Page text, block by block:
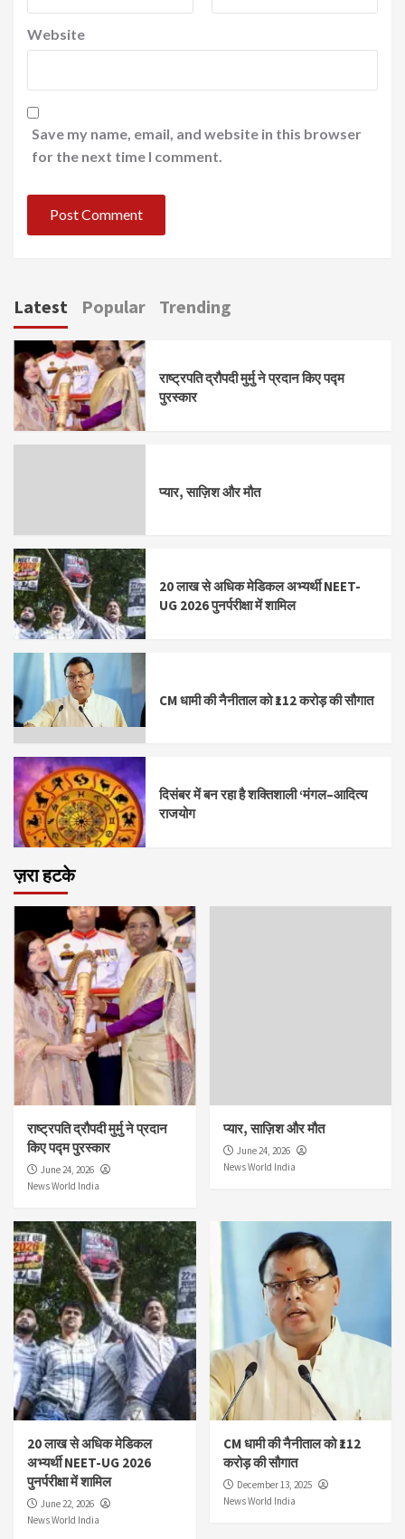
Website
Save my name, email, and website in this browser
for the next time I comment.
Latest Popular Trending
राष्ट्रपति द्रौपदी मुर्मु ने प्रदान किए पद्म
पुरस्कार
प्यार, साज़िश और मौत
20 लाख से अधिक मेडिकल अभ्यर्थी NEET-
UG 2026 पुनर्परीक्षा में शामिल
CM धामी की नैनीताल को ₹112 करोड़ की सौगात
दिसंबर में बन रहा है शक्तिशाली ‘मंगल–आदित्य
राजयोग
ज़रा हटके
राष्ट्रपति द्रौपदी मुर्मु ने प्रदान
किए पद्म पुरस्कार
June 24, 2026
News World India
प्यार, साज़िश और मौत
June 24, 2026
News World India
20 लाख से अधिक मेडिकल
अभ्यर्थी NEET-UG 2026
पुनर्परीक्षा में शामिल
June 22, 2026
News World India
CM धामी की नैनीताल को ₹112
करोड़ की सौगात
December 13, 2025
News World India